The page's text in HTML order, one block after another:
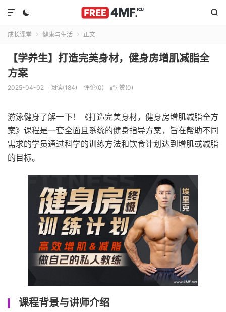
 

成长课堂  健康与生活  正文
【学养生】打造完美身材，健身房增肌减脂全
方案
2025-04-02 阅读(184) 评论(0)  赞(0)
游泳健身了解一下！《打造完美身材，健身房增肌减脂全方
案》课程是一套全面且系统的健身指导方案，旨在帮助不同
需求的学员通过科学的训练方法和饮食计划达到增肌或减脂
的目标。
课程背景与讲师介绍